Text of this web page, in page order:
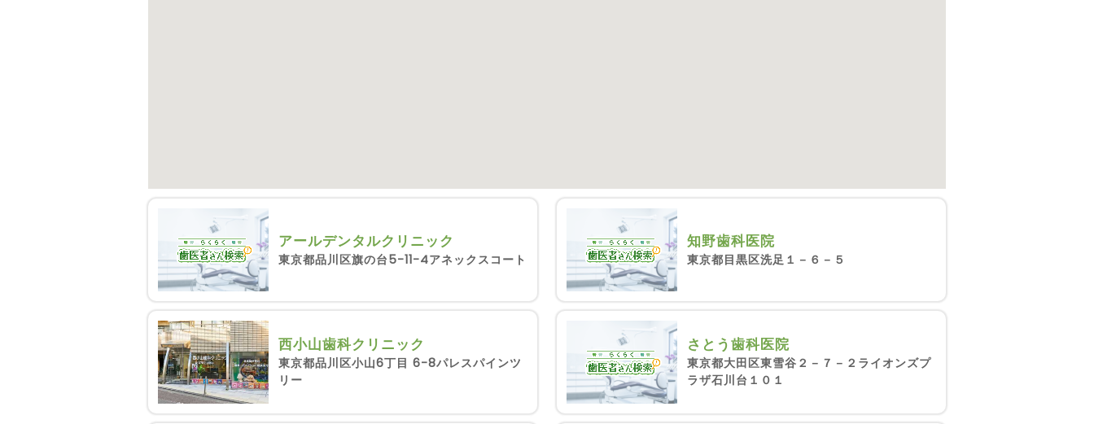
アールデンタルクリニック
東京都品川区旗の台5-11-4アネックスコート
西小山歯科クリニック
東京都品川区小山6丁目 6-8パレスパインツ
リー
知野歯科医院
東京都目黒区洗足１－６－５
さとう歯科医院
東京都大田区東雪谷２－７－２ライオンズプ
ラザ石川台１０１